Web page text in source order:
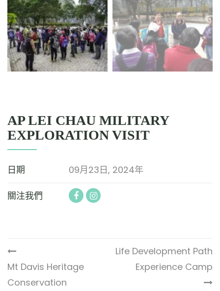
AP LEI CHAU MILITARY
EXPLORATION VISIT
日期 09月23日, 2024年
關注我們
Mt Davis Heritage
Conservation
Life Development Path
Experience Camp